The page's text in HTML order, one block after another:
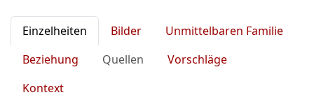
Einzelheiten Bilder
Unmittelbaren Familie
Beziehung
Quellen
Vorschläge
Kontext